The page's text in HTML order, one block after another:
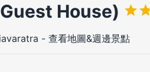
House)
- 查看地圖&週邊景點